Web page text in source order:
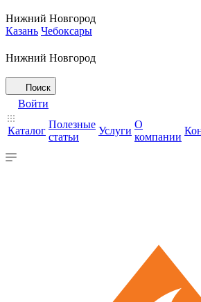
Нижний Новгород
Казань Чебоксары
Нижний Новгород
Поиск
Войти
Каталог
Полезные
статьи
Услуги
О
компании